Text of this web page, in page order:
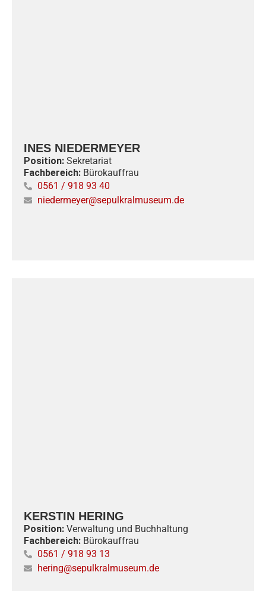
INES NIEDERMEYER
Position: Sekretariat
Fachbereich: Bürokauffrau
0561 / 918 93 40
niedermeyer@sepulkralmuseum.de
KERSTIN HERING
Position: Verwaltung und Buchhaltung
Fachbereich: Bürokauffrau
0561 / 918 93 13
hering@sepulkralmuseum.de